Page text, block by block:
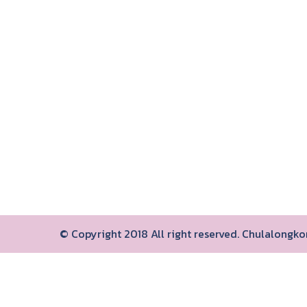
© Copyright 2018 All right reserved.